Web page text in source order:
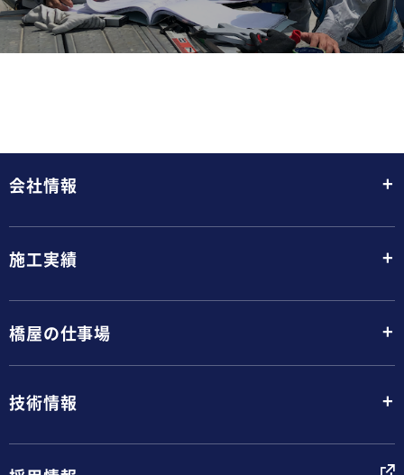
会社情報 +
施工実績 +
橋屋の仕事場 +
技術情報 +